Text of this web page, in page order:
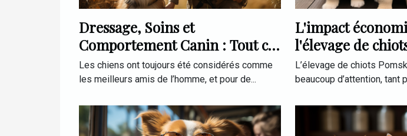
Dressage, Soins et
Comportement Canin : Tout ce
que Vous Devez Savoir
Les chiens ont toujours été considérés comme
les meilleurs amis de l’homme, et pour de...
L'impact
l'élevage de
L’élevage de chiots
beaucoup d’attention, tant